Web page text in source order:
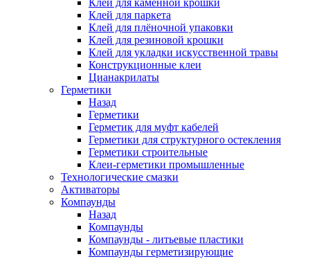
Клей для каменной крошки
Клей для паркета
Клей для плёночной упаковки
Клей для резиновой крошки
Клей для укладки искусственной травы
Конструкционные клеи
Цианакрилаты
Герметики
Назад
Герметики
Герметик для муфт кабелей
Герметики для структурного остекления
Герметики строительные
Клеи-герметики промышленные
Технологические смазки
Активаторы
Компаунды
Назад
Компаунды
Компаунды - литьевые пластики
Компаунды герметизирующие